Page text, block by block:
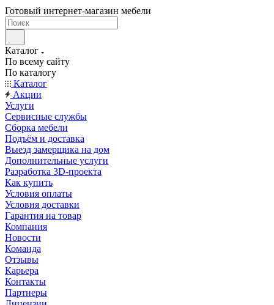
Готовый интернет-магазин мебели
Каталог
По всему сайту
По каталогу
Каталог
Акции
Услуги
Сервисные службы
Сборка мебели
Подъём и доставка
Выезд замерщика на дом
Дополнительные услуги
Разработка 3D-проекта
Как купить
Условия оплаты
Условия доставки
Гарантия на товар
Компания
Новости
Команда
Отзывы
Карьера
Контакты
Партнеры